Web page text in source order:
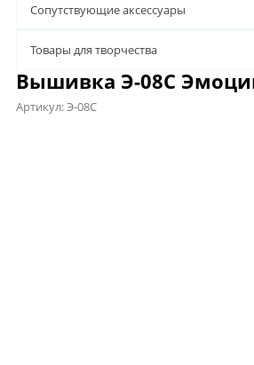
Сопутствующие аксессуары
Товары для творчества
Вышивка Э-08С
Артикул:Э-08С